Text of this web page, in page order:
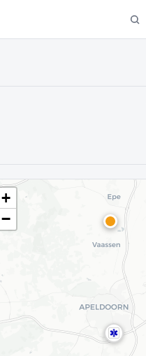
+
−